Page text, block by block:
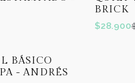
BRICK
$28.900
BÁSICO
- ANDRÉS